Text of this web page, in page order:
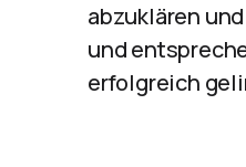
abzuklären
und
erfolgreich